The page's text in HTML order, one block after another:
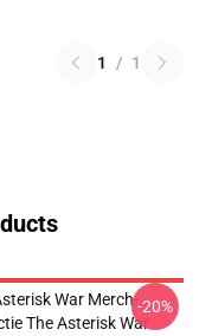
1 / 1
War Merch-
The Asterisk War
-20%